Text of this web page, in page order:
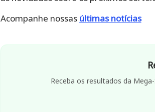
Acompanhe nossas últimas notícias
Receba os resultados da